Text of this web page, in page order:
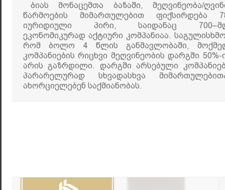
ბიას მონაცემთა ბაზაში, მეღვინეობა/
წარმოების მიმართულებით ფიქსირდება
იურიდიული პირი, საიდანაც
ეკონომიკურად აქტიური კომპანიაა.
რომ ბოლო 4 წლის განმავლობაში,
კომპანიების რიცხვი მეღვინეობის დარგში 50%-
არის გაზრდილი. დარგში არსებული
პარარელურად სხვადასხვა
ახორციელებენ საქმიანობას.